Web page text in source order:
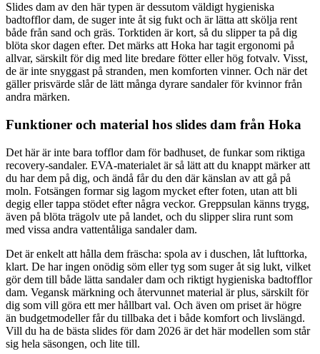
Slides dam av den här typen är dessutom väldigt hygieniska
badtofflor dam, de suger inte åt sig fukt och är lätta att skölja rent
både från sand och gräs. Torktiden är kort, så du slipper ta på dig
blöta skor dagen efter. Det märks att Hoka har tagit ergonomi på
allvar, särskilt för dig med lite bredare fötter eller hög fotvalv. Visst,
de är inte snyggast på stranden, men komforten vinner. Och när det
gäller prisvärde slår de lätt många dyrare sandaler för kvinnor från
andra märken.
Funktioner och material hos slides dam från Hoka
Det här är inte bara tofflor dam för badhuset, de funkar som riktiga
recovery-sandaler. EVA-materialet är så lätt att du knappt märker att
du har dem på dig, och ändå får du den där känslan av att gå på
moln. Fotsängen formar sig lagom mycket efter foten, utan att bli
degig eller tappa stödet efter några veckor. Greppsulan känns trygg,
även på blöta trägolv ute på landet, och du slipper slira runt som
med vissa andra vattentåliga sandaler dam.
Det är enkelt att hålla dem fräscha: spola av i duschen, låt lufttorka,
klart. De har ingen onödig söm eller tyg som suger åt sig lukt, vilket
gör dem till både lätta sandaler dam och riktigt hygieniska badtofflor
dam. Vegansk märkning och återvunnet material är plus, särskilt för
dig som vill göra ett mer hållbart val. Och även om priset är högre
än budgetmodeller får du tillbaka det i både komfort och livslängd.
Vill du ha de bästa slides för dam 2026 är det här modellen som står
sig hela säsongen, och lite till.